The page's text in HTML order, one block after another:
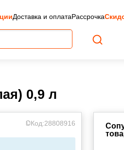
Доставка и оплатаРассрочка
0,9 л
Код:28808916